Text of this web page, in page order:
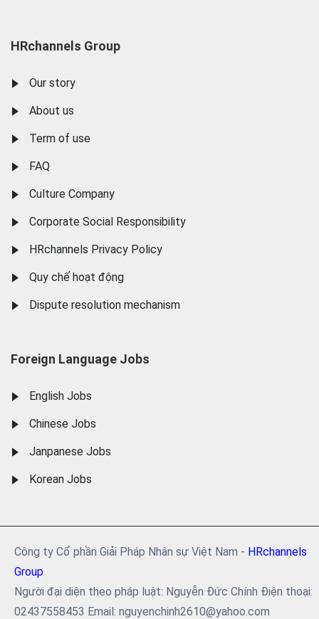
HRchannels Group
Our story
About us
Term of use
FAQ
Culture Company
Corporate Social Responsibility
HRchannels Privacy Policy
Quy chế hoạt động
Dispute resolution mechanism
Foreign Language Jobs
English Jobs
Chinese Jobs
Janpanese Jobs
Korean Jobs
Công ty Cổ phần Giải Pháp Nhân sự Việt Nam - HRchannels
Group
Người đại diện theo pháp luật: Nguyễn Đức Chính Điện thoại:
02437558453 Email: nguyenchinh2610@yahoo.com